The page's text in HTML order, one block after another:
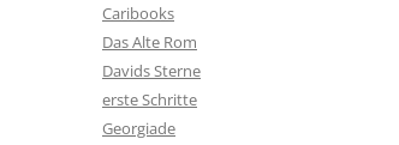
Caribooks
Das Alte Rom
Davids Sterne
erste Schritte
Georgiade